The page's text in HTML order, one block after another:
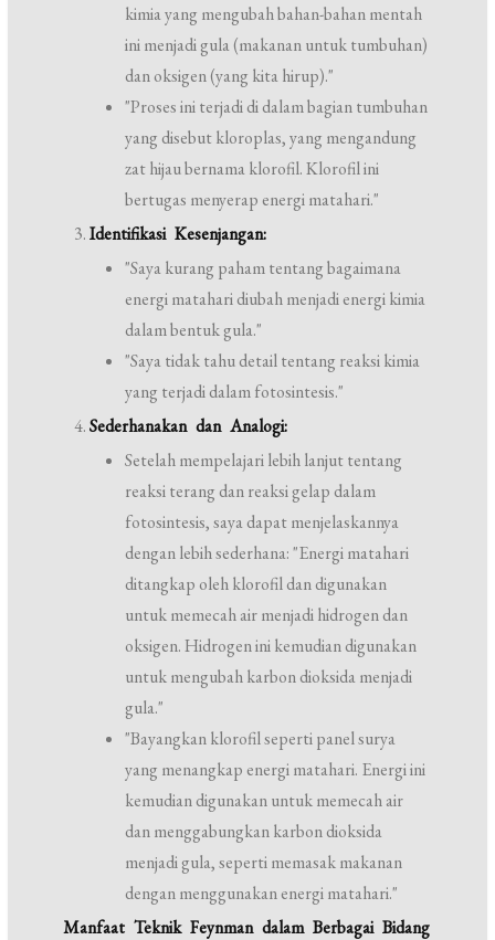
kimia yang mengubah bahan-bahan mentah
ini menjadi gula (makanan untuk tumbuhan)
dan oksigen (yang kita hirup)."
"Proses ini terjadi di dalam bagian tumbuhan
yang disebut kloroplas, yang mengandung
zat hijau bernama klorofil. Klorofil ini
bertugas menyerap energi matahari."
Identifikasi Kesenjangan:
"Saya kurang paham tentang bagaimana
energi matahari diubah menjadi energi kimia
dalam bentuk gula."
"Saya tidak tahu detail tentang reaksi kimia
yang terjadi dalam fotosintesis."
Sederhanakan dan Analogi:
Setelah mempelajari lebih lanjut tentang
reaksi terang dan reaksi gelap dalam
fotosintesis, saya dapat menjelaskannya
dengan lebih sederhana: "Energi matahari
ditangkap oleh klorofil dan digunakan
untuk memecah air menjadi hidrogen dan
oksigen. Hidrogen ini kemudian digunakan
untuk mengubah karbon dioksida menjadi
gula."
"Bayangkan klorofil seperti panel surya
yang menangkap energi matahari. Energi ini
kemudian digunakan untuk memecah air
dan menggabungkan karbon dioksida
menjadi gula, seperti memasak makanan
dengan menggunakan energi matahari."
Manfaat Teknik Feynman dalam Berbagai Bidang